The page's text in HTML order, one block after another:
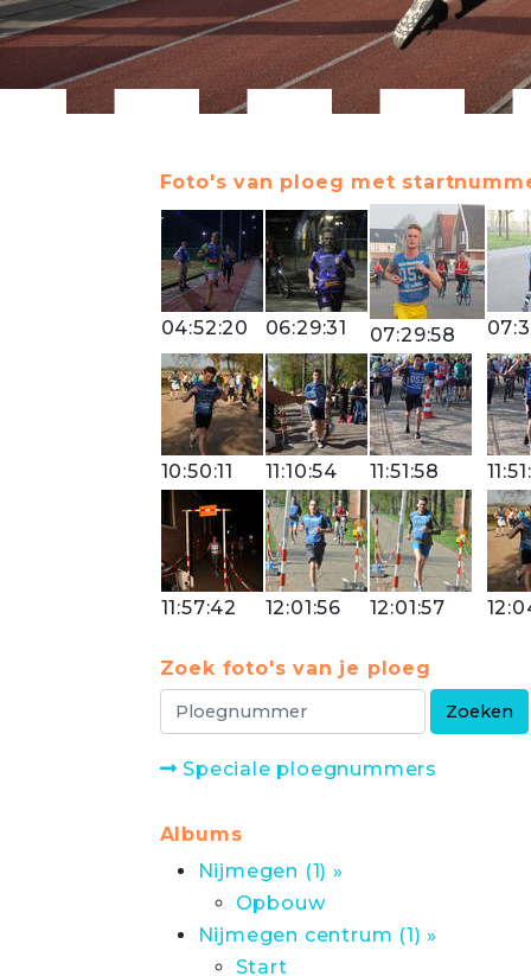
Foto's van ploeg met
04:52:20 06:29:31 07:29:58
10:50:11 11:10:54 11:51:58
11:57:42 12:01:56 12:01:57
Zoek foto's van je ploeg
Speciale ploegnummers
Albums
Nijmegen (1) »
Opbouw
Nijmegen centrum (1) »
Start